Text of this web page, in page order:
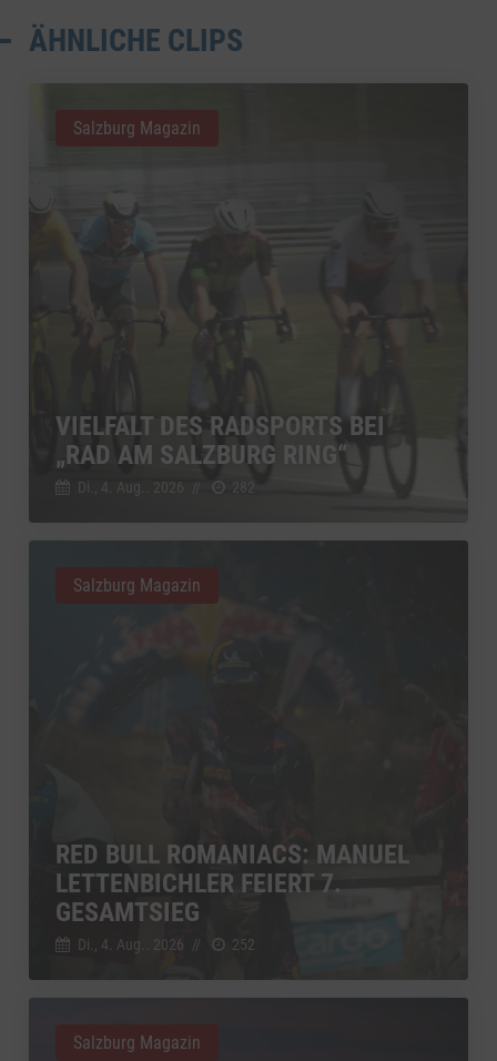
ÄHNLICHE CLIPS
VIELFALT DES RADSPORTS BEI
„RAD AM SALZBURG RING“
Di., 4. Aug.. 2026 // 282
Salzburg Magazin
RED BULL ROMANIACS: MANUEL
LETTENBICHLER FEIERT 7.
GESAMTSIEG
Di., 4. Aug.. 2026 // 252
Salzburg Magazin
Salzburg Magazin